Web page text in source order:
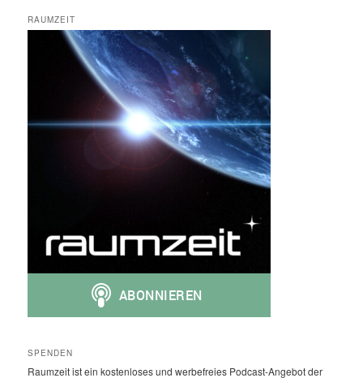
RAUMZEIT
SPENDEN
Raumzeit ist ein kostenloses und werbefreies Podcast-Angebot der